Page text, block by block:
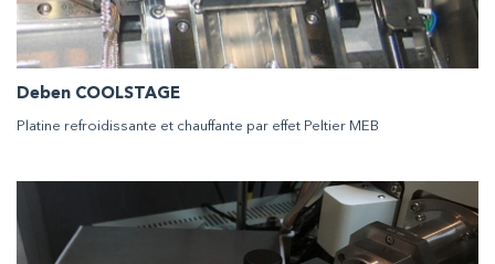
Deben COOLSTAGE
Platine refroidissante et chauffante par effet Peltier MEB